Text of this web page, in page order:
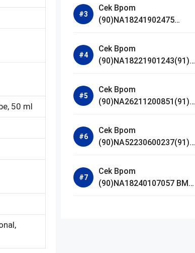
50 ml
Acne Calm Micellar Water
Cek Bpom
(90)NA18241902475
Cek Bpom
(90)NA18221901243(91)25
Serum
Cek Bpom
(90)NA26211200851(91)24
Madagascar Centella
Ampoule Foam
Cek Bpom
(90)NA52230600237(91)09
De Parfum
Cek Bpom
(90)NA18240107057 BMG